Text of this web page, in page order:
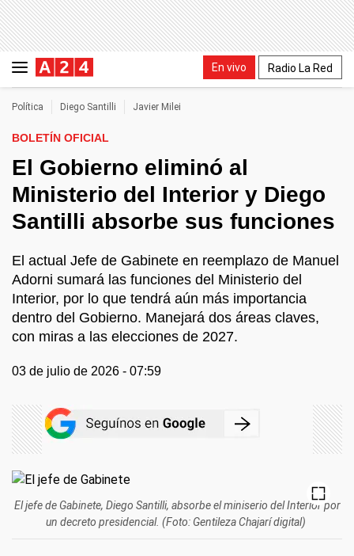
En vivo Radio La Red
Política Diego Santilli Javier Milei
BOLETÍN OFICIAL
El Gobierno eliminó al
Ministerio del Interior y Diego
Santilli absorbe sus funciones
El actual Jefe de Gabinete en reemplazo de Manuel
Adorni sumará las funciones del Ministerio del
Interior, por lo que tendrá aún más importancia
dentro del Gobierno. Manejará dos áreas claves,
con miras a las elecciones de 2027.
03 de julio de 2026 - 07:59
El jefe de Gabinete, Diego Santilli, absorbe el miniserio del Interior por
un decreto presidencial. (Foto: Gentileza Chajarí digital)